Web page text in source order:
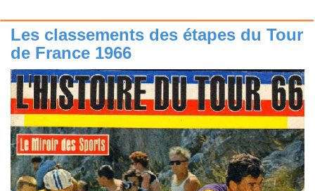
Les classements des étapes du Tour
de France 1966